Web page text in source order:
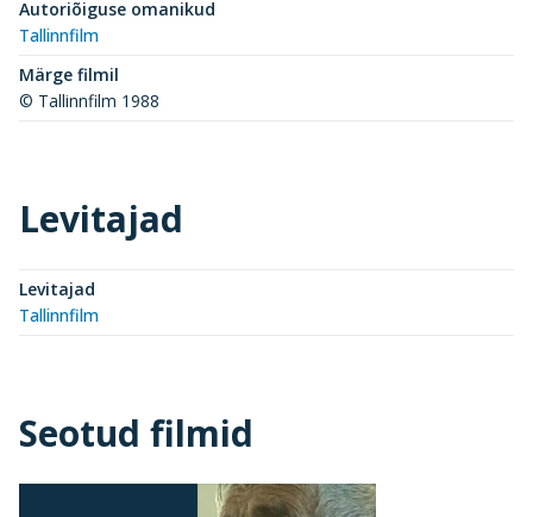
Autoriõiguse omanikud
Tallinnfilm
Märge filmil
© Tallinnfilm 1988
Levitajad
Levitajad
Tallinnfilm
Seotud filmid